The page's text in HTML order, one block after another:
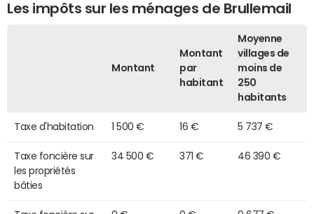
Les impôts sur les ménages de Brullemail
Montant
Montant
par
habitant
Moyenne
villages de
moins de
250
habitants
Taxe d'habitation 1 500 € 16 € 5 737 €
Taxe foncière sur
les propriétés
bâties
34 500 € 371 € 46 390 €